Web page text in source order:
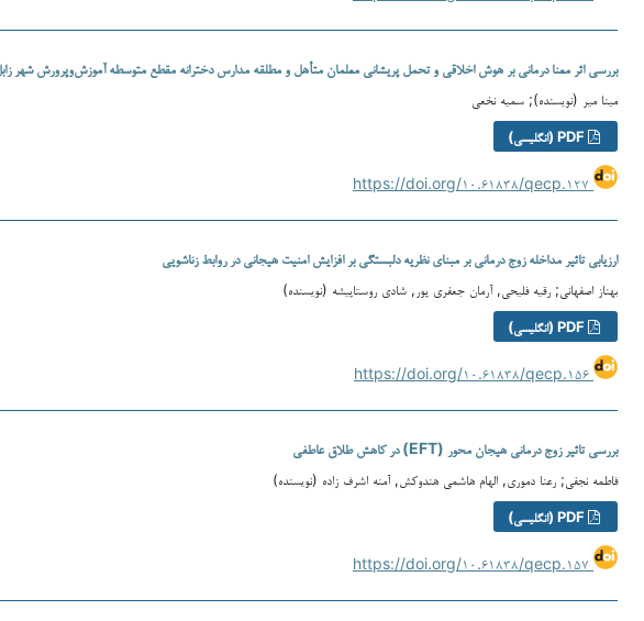
بررسی اثر معنا درمانی بر هوش اخلاقی و تحمل پریشانی معلمان متأهل و مطلقه مدارس دخترانه مقطع متوسطه آموزش‌وپرورش شهر زابل
مینا میر (نویسنده); سمیه نخعی
ارزیابی تاثیر مداخله زوج درمانی بر مبنای نظریه دلبستگی بر افزایش امنیت هیجانی در روابط زناشویی
بهناز اصفهانی; رقیه فلیحی, آرمان جعفری پور, شادی روستاپیشه (نویسنده)
بررسی تاثیر زوج درمانی هیجان محور (EFT) در کاهش طلاق عاطفی
فاطمه نجفی; رعنا دموری, الهام هاشمی هندوکش, آمنه اشرف زاده (نویسنده)